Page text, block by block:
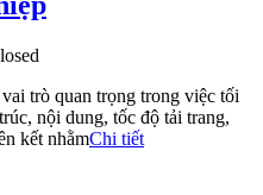
trò quan trọng trong việc tối
nội dung, tốc độ tải trang,
kết nhằmChi tiết